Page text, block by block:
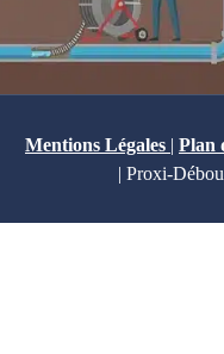
Mentions Légales | Plan
| Proxi-